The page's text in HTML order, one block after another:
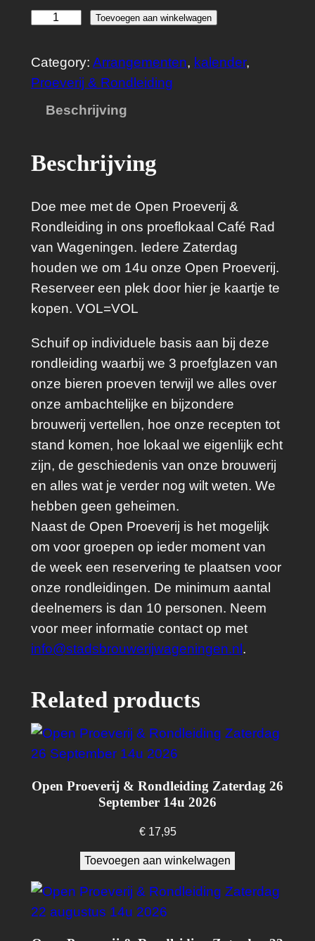
e
n
e
e
r
i
j
&
R
n
d
l
e
i
d
i
n
g
Z
a
t
e
r
d
a
2
a
u
u
1
4
u
Toevoegen aan winkelwagen
Category: Arrangementen, kalender
Proeverij & Rondleiding
Beschrijving
Beschrijving
Doe mee met de Open Proeverij &
Rondleiding in ons proeflokaal Café Rad
van Wageningen. Iedere Zaterdag
houden we om 14u onze Open Proeverij.
Reserveer een plek door hier je kaartje te
kopen. VOL=VOL
Schuif op individuele basis aan bij deze
rondleiding waarbij we 3 proefglazen van
onze bieren proeven terwijl we alles over
onze ambachtelijke en bijzondere
brouwerij vertellen, hoe onze recepten tot
stand komen, hoe lokaal we eigenlijk echt
zijn, de geschiedenis van onze brouwerij
en alles wat je verder nog wilt weten. We
hebben geen geheimen.
Naast de Open Proeverij is het mogelijk
om voor groepen op ieder moment van
de week een reservering te plaatsen voor
onze rondleidingen. De minimum aantal
deelnemers is dan 10 personen. Neem
voor meer informatie contact op met
info@stadsbrouwerijwageningen.nl.
Related products
Open Proeverij & Rondleiding Zaterdag 26
September 14u 2026
€17,95
Toevoegen aan winkelwagen